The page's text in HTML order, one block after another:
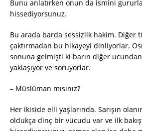
Bunu anlatırken onun da ismini gururla
hissediyorsunuz.
Bu arada barda sessizlik hakim. Diğer
çaktırmadan bu hikayeyi dinliyorlar.
sonuna gelmişti ki barın diğer
yaklaşıyor ve soruyorlar.
– Müslüman mısınız?
Her ikiside elli yaşlarında. Sarışın
oldukça dinç bir vücudu var ve ilk